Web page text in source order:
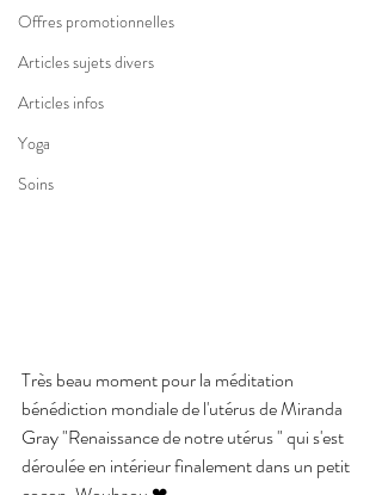
Offres promotionnelles
Articles sujets divers
Articles infos
Yoga
Soins
Très beau moment pour la méditation
bénédiction mondiale de l'utérus de Miranda
Gray "Renaissance de notre utérus " qui s'est
déroulée en intérieur finalement dans un petit